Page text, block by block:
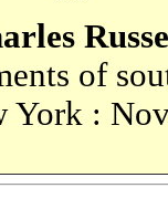
of
York :